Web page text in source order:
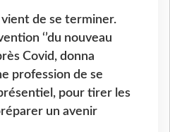
vient de se terminer.
‘’du nouveau
Covid, donna
profession de se
pour tirer les
un avenir